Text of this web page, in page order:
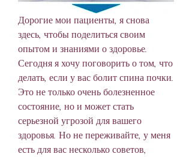
Дорогие мои пациенты, я снова
здесь, чтобы поделиться своим
опытом и знаниями о здоровье.
Сегодня я хочу поговорить о том, что
делать, если у вас болит спина почки.
Это не только очень болезненное
состояние, но и может стать
серьезной угрозой для вашего
здоровья. Но не переживайте, у меня
есть для вас несколько советов,